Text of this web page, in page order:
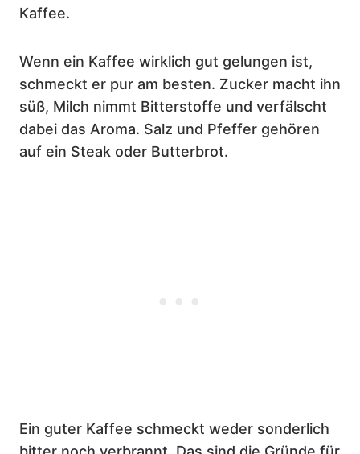
Kaffee.
Wenn ein Kaffee wirklich gut gelungen ist,
schmeckt er pur am besten. Zucker macht ihn
süß, Milch nimmt Bitterstoffe und verfälscht
dabei das Aroma. Salz und Pfeffer gehören
auf ein Steak oder Butterbrot.
Ein guter Kaffee schmeckt weder sonderlich